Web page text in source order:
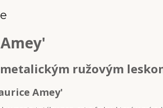
ružovým
Amey'